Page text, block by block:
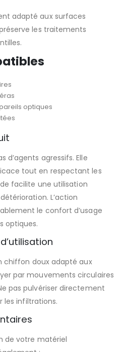
adapté aux surfaces
les traitements
optiques
d’agents agressifs. Elle
tout en respectant les
facilite une utilisation
L’action
le confort d’usage
optiques.
chiffon doux adapté aux
par mouvements circulaires
pas pulvériser directement
les infiltrations.
de votre matériel